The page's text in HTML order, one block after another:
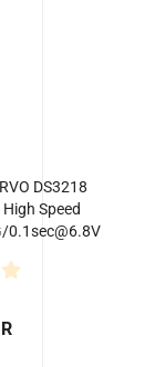
DS3218
High Speed
0.1sec@6.8V